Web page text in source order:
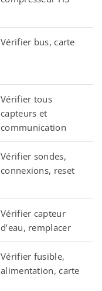
Vérifier bus, carte
Vérifier tous
capteurs et
communication
Vérifier sondes,
connexions, reset
Vérifier capteur
d’eau, remplacer
Vérifier fusible,
alimentation, carte